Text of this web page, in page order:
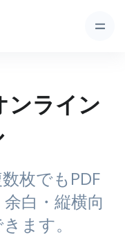
ンライン
枚でもPDF
白・縦横向
ます。